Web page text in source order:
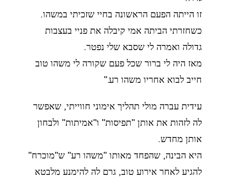
זו הייתה הפעם הראשונה בחיי שזכיתי במשהו.
כשחזרתי הביתה אמי קיבלה את פניי בעצבות
גדולה ואמרה לי שסבא שלי נפטר.
מאז היה לי ברור שכל פעם שקורה לי משהו טוב
חייב לבוא אחריו משהו רע."
עידית עברה מולי תהליך אימוני חווייתי, שאפשר
לה לזהות את אותן "תפיסות" ו"אמיתות" ולבחון
אותן מחדש.
היא הבינה, שהפחד מאותו "משהו רע" ש"מוכרח"
להגיע לאחר אירוע טוב, גרם לה להימנע מלבטא